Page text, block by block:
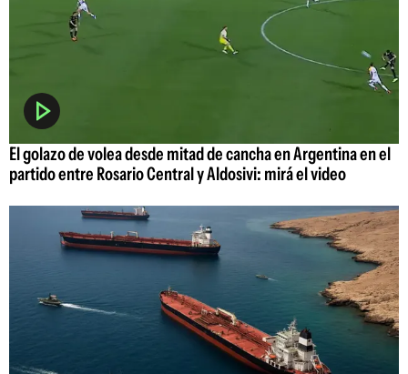
El golazo de volea desde mitad de cancha en Argentina en el
partido entre Rosario Central y Aldosivi: mirá el video